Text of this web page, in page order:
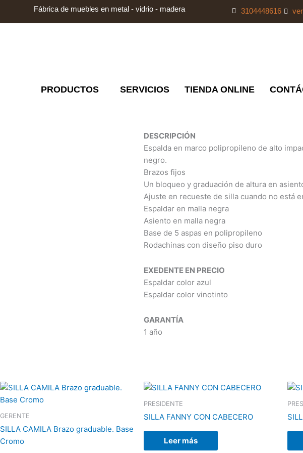
Fábrica de muebles en metal - vidrio - madera 3104448616
PRODUCTOS SERVICIOS TIENDA ONLINE
DESCRIPCIÓN
Espalda en marco polipropileno de alto
negro.
Brazos fijos
Un bloqueo y graduación de altura en
Ajuste en recueste de silla cuando no está
Espaldar en malla negra
Asiento en malla negra
Base de 5 aspas en polipropileno
Rodachinas con diseño piso duro
EXEDENTE EN PRECIO
Espaldar color azul
Espaldar color vinotinto
GARANTÍA
1 año
GERENTE
SILLA CAMILA Brazo graduable. Base
Cromo
PRESIDENTE
SILLA FANNY CON CABECERO
Leer más